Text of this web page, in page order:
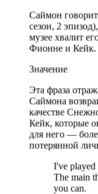
Саймон говорит
сезон, 2
музее хвалит
Фионне и Кейк.
Значение
Эта фраза
Саймона
качестве
Кейк, которые
для него —
потерянной
I've played
The main
you can.